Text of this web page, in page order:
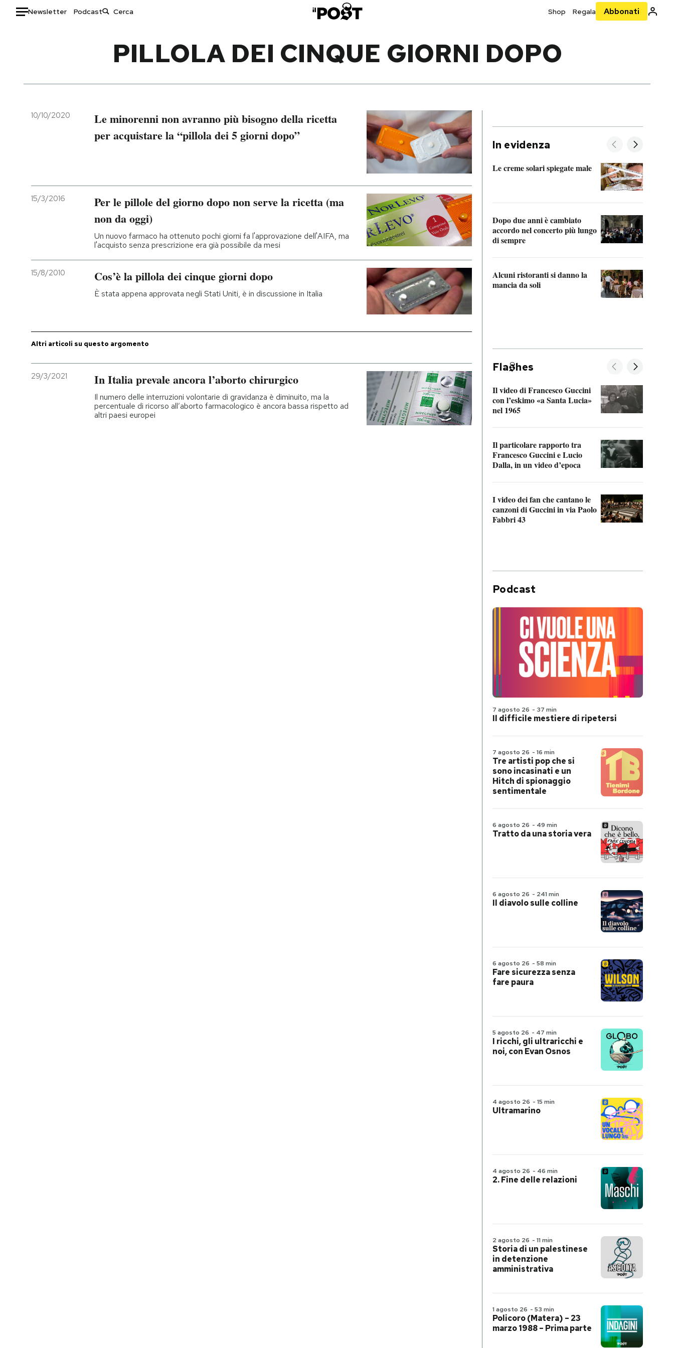
Newsletter Podcast Shop Regala Abbonati
Italia
Politica
Economia
Sport
Moda
Ok Boomer!
Altrecose
Mondiali calcio 2026
NEWSLETTER
SHOP
CALENDARIO
AREA PERSONALE
PILLOLA DEI CINQUE GIORNI DOPO
10/10/2020
Le minorenni non avranno più bisogno della ricetta
per acquistare la “pillola dei 5 giorni dopo”
15/3/2016
Per le pillole del giorno dopo non serve la ricetta (ma
non da oggi)
Un nuovo farmaco ha ottenuto pochi giorni fa l'approvazione dell'AIFA, ma
l'acquisto senza prescrizione era già possibile da mesi
15/8/2010 Cos’è la pillola dei cinque giorni dopo
È stata appena approvata negli Stati Uniti, è in discussione in Italia
Altri articoli su questo argomento
29/3/2021 In Italia prevale ancora l’aborto chirurgico
Il numero delle interruzioni volontarie di gravidanza è diminuito, ma la
percentuale di ricorso all’aborto farmacologico è ancora bassa rispetto ad
altri paesi europei
In evidenza
Le creme solari spiegate male
Dopo due anni è cambiato
accordo nel concerto più lungo
di sempre
Alcuni ristoranti si danno la
mancia da soli
Fla hes
Il video di Francesco Guccini
con l’eskimo «a Santa Lucia»
nel 1965
Il particolare rapporto tra
Francesco Guccini e Lucio
Dalla, in un video d’epoca
I video dei fan che cantano le
canzoni di Guccini in via Paolo
Fabbri 43
Podcast
7 agosto 26 - 37 min
Il difficile mestiere di ripetersi
7 agosto 26 - 16 min
Tre artisti pop che si
sono incasinati e un
Hitch di spionaggio
sentimentale
6 agosto 26 - 49 min
Tratto da una storia vera
6 agosto 26 - 241 min
Il diavolo sulle colline
6 agosto 26 - 58 min
Fare sicurezza senza
fare paura
5 agosto 26 - 47 min
I ricchi, gli ultraricchi e
noi, con Evan Osnos
4 agosto 26 - 15 min
Ultramarino
4 agosto 26 - 46 min
2. Fine delle relazioni
2 agosto 26 - 11 min
Storia di un palestinese
in detenzione
amministrativa
1 agosto 26 - 53 min
Policoro (Matera) – 23
marzo 1988 – Prima parte